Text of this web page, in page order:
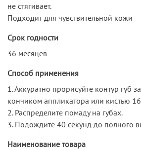
не стягивает.
Подходит для чувствительной кожи
Срок годности
36 месяцев
Способ применения
1. Аккуратно прорисуйте контур губ
кончиком аппликатора или кистью
2. Распределите помаду на губах.
3. Подождите 40 секунд до полного
Наименование товара